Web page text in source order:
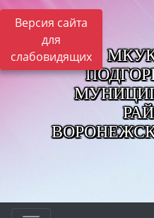
Версия сайта
для
слабовидящих